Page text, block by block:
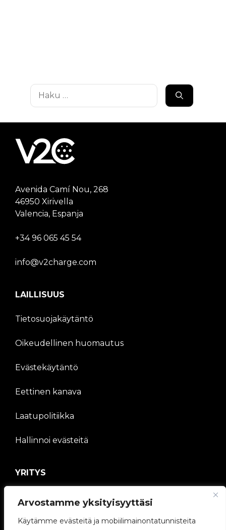
Arvostamme yksityisyyttäsi
Käytämme evästeitä ja mobiilimainontatunnisteita
Haku:
Avenida Camí Nou, 268
46950 Xirivella
Valencia, Espanja
+34 96 065 45 54
info@v2charge.com
LAILLISUUS
Tietosuojakäytäntö
Oikeudellinen huomautus
Evästekäytäntö
Eettinen kanava
Laatupolitiikka
Hallinnoi evästeitä
YRITYS
V2C-yhteisö
Työskentele kanssamme